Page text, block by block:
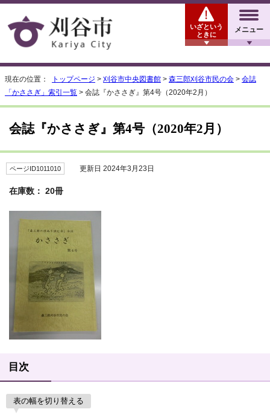
メニュー
いざという
ときに
現在の位置： トップページ > 刈谷市中央図書館 > 森三郎刈谷市民の会 > 会誌
「かささぎ」索引一覧 > 会誌『かささぎ』第4号（2020年2月）
会誌『かささぎ』第4号（2020年2月）
ページID1011010 更新日 2024年3月23日
在庫数： 20冊
目次
表の幅を切り替える